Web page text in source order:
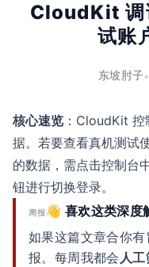
CloudKit 调
试账
东坡肘子•
核心速览 ：CloudKit
据。若要查看真机测试
的数据，需点击控制台
钮进行切换登录。
周报👋 喜欢这类深度
如果这篇文章合你
报。每周我都会 人